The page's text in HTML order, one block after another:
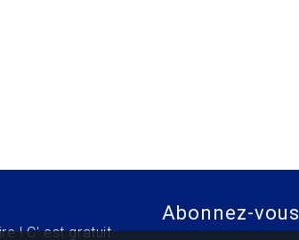
! C' est gratuit.
Abonnez-vous